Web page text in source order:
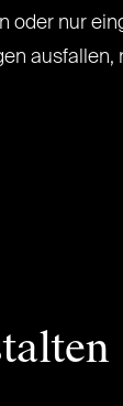
oder nur
ausfallen,